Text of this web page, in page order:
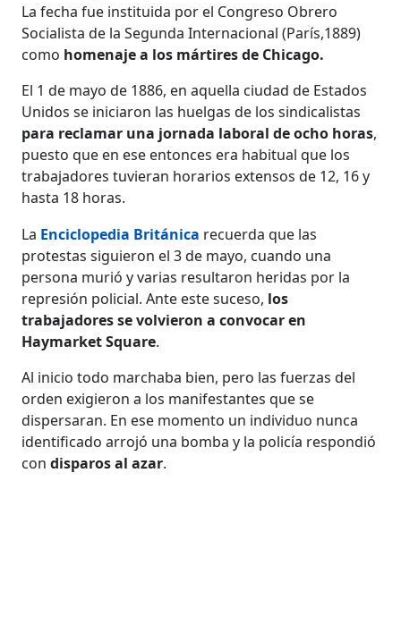
La fecha fue instituida por el Congreso Obrero
Socialista de la Segunda Internacional (París,1889)
como homenaje a los mártires de Chicago.
El 1 de mayo de 1886, en aquella ciudad de Estados
Unidos se iniciaron las huelgas de los sindicalistas
para reclamar una jornada laboral de ocho horas,
puesto que en ese entonces era habitual que los
trabajadores tuvieran horarios extensos de 12, 16 y
hasta 18 horas.
La Enciclopedia Británica recuerda que las
protestas siguieron el 3 de mayo, cuando una
persona murió y varias resultaron heridas por la
represión policial. Ante este suceso, los
trabajadores se volvieron a convocar en
Haymarket Square.
Al inicio todo marchaba bien, pero las fuerzas del
orden exigieron a los manifestantes que se
dispersaran. En ese momento un individuo nunca
identificado arrojó una bomba y la policía respondió
condisparos al azar.